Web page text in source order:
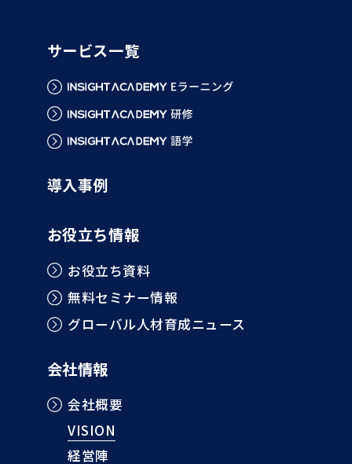
サービス一覧
導入事例
お役立ち情報
お役立ち資料
無料セミナー情報
グローバル人材育成ニュース
会社情報
会社概要
VISION
経営陣